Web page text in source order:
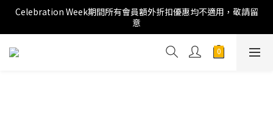
Celebration Week期間所有會員額外折扣優惠均不適用，敬請留
意